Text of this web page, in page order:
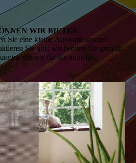
WIR BIETEN
Sie eine kleine Auswahl unserer
Sie uns, wir beraten Sie gern zu
die wir für Sie anbieten.